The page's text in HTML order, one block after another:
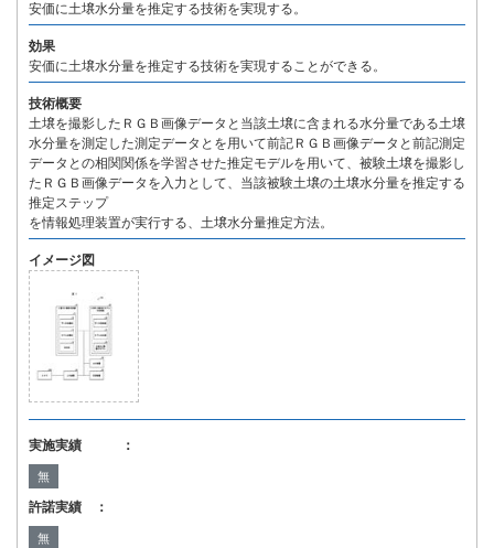
安価に土壌水分量を推定する技術を実現する。
効果
安価に土壌水分量を推定する技術を実現することができる。
技術概要
土壌を撮影したＲＧＢ画像データと当該土壌に含まれる水分量である土壌
水分量を測定した測定データとを用いて前記ＲＧＢ画像データと前記測定
データとの相関関係を学習させた推定モデルを用いて、被験土壌を撮影し
たＲＧＢ画像データを入力として、当該被験土壌の土壌水分量を推定する
推定ステップ
を情報処理装置が実行する、土壌水分量推定方法。
イメージ図
実施実績 ：
無
許諾実績 ：
無